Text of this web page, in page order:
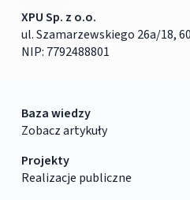
XPU Sp. z o.o.
ul. Szamarzewskiego 26a/18,
NIP: 7792488801
Baza wiedzy
Zobacz artykuły
Projekty
Realizacje publiczne